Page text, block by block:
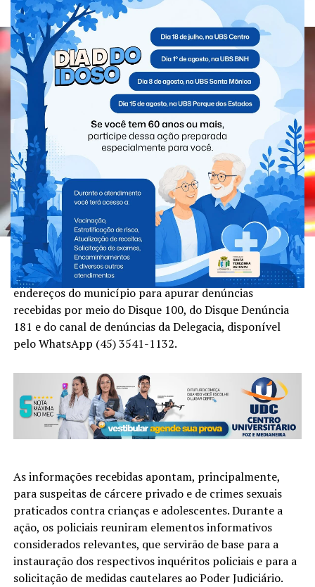
Nesta segunda-feira (3), a Polícia Civil de Santa
Terezinha de Itaipu realizou diligências em diferentes
endereços do município para apurar denúncias
recebidas por meio do Disque 100, do Disque Denúncia
181 e do canal de denúncias da Delegacia, disponível
pelo WhatsApp (45) 3541-1132.
As informações recebidas apontam, principalmente,
para suspeitas de cárcere privado e de crimes sexuais
praticados contra crianças e adolescentes. Durante a
ação, os policiais reuniram elementos informativos
considerados relevantes, que servirão de base para a
instauração dos respectivos inquéritos policiais e para a
solicitação de medidas cautelares ao Poder Judiciário.